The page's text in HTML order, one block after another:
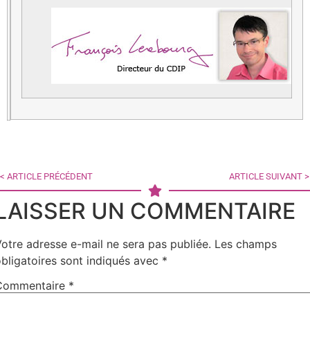
< ARTICLE PRÉCÉDENT ARTICLE SUIVANT >
UN COMMENTAIRE
adresse e-mail ne sera pas publiée. Les champs
sont indiqués avec *
*